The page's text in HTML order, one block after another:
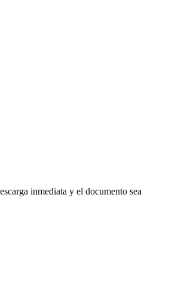
inmediata y el documento sea